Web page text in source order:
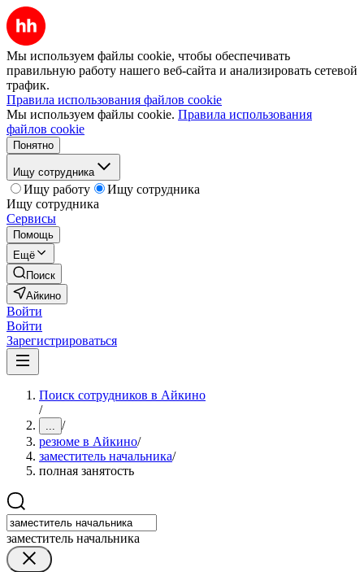
Мы используем файлы cookie, чтобы обеспечивать
правильную работу нашего веб-сайта и анализировать сетевой
трафик.
Правила использования файлов cookie
Мы используем файлы cookie. Правила использования
файлов cookie
Понятно
Ищу сотрудника
Ищу работу
Ищу сотрудника
Ищу сотрудника
Сервисы
Помощь
Ещё
Поиск
Айкино
Войти
Войти
Зарегистрироваться
Поиск сотрудников в Айкино
/
... /
резюме в Айкино/
заместитель начальника/
полная занятость
заместитель начальника